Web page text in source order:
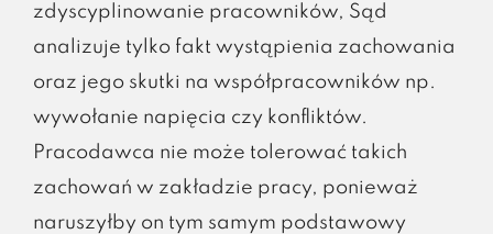
zdyscyplinowanie pracowników, Sąd
analizuje tylko fakt wystąpienia zachowania
oraz jego skutki na współpracowników np.
wywołanie napięcia czy konfliktów.
Pracodawca nie może tolerować takich
zachowań w zakładzie pracy, ponieważ
naruszyłby on tym samym podstawowy